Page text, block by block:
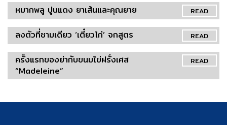
READ
หมากพลู ปูนแดง ยาเส้นและคุณยาย
READ
ลงตัวที่ชามเดียว ‘เตี๋ยวไก่’ จกสูตร
READ
ครั้งแรกของย่ากับขนมไข่ฝรั่งเศส
“Madeleine”